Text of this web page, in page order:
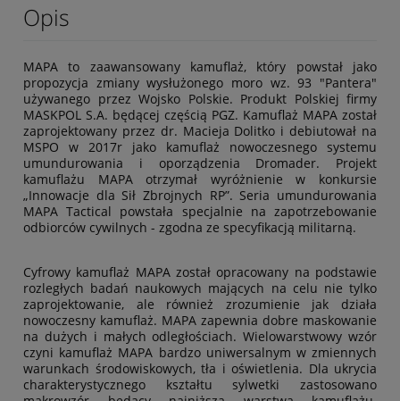
Opis
MAPA to zaawansowany kamuflaż, który powstał jako
propozycja zmiany wysłużonego moro wz. 93 "Pantera"
używanego przez Wojsko Polskie. Produkt Polskiej firmy
MASKPOL S.A. będącej częścią PGZ. Kamuflaż MAPA został
zaprojektowany przez dr. Macieja Dolitko i debiutował na
MSPO w 2017r jako kamuflaż nowoczesnego systemu
umundurowania i oporządzenia Dromader. Projekt
kamuflażu MAPA otrzymał wyróżnienie w konkursie
„Innowacje dla Sił Zbrojnych RP”. Seria umundurowania
MAPA Tactical powstała specjalnie na zapotrzebowanie
odbiorców cywilnych - zgodna ze specyfikacją militarną.
Cyfrowy kamuflaż MAPA został opracowany na podstawie
rozległych badań naukowych mających na celu nie tylko
zaprojektowanie, ale również zrozumienie jak działa
nowoczesny kamuflaż. MAPA zapewnia dobre maskowanie
na dużych i małych odległościach. Wielowarstwowy wzór
czyni kamuflaż MAPA bardzo uniwersalnym w zmiennych
warunkach środowiskowych, tła i oświetlenia. Dla ukrycia
charakterystycznego kształtu sylwetki zastosowano